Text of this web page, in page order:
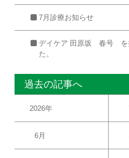
7月診療お知らせ
デイケア 田原坂 春号 を
た。
過去の記事へ
2026年
6月